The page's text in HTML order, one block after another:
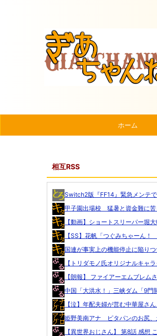
ホーム
相互RSS
Switch2版『FF14』緊急メンテ
甲子園出場校 猛暑と資金難に苦
【動画】ショートスリーパー堀
【SS】花帆「つぐみちゃーん！
国連が事実上の機能停止に陥り
【トリダモノ氏オリジナルキャ
【朗報】 ファイアーエムブレム
中国「大洪水！」三峡ダム「9門
【泣】年配夫婦が営む中華屋さ
姫野美南アナ ピタパンのお尻
【異世界おじさん】 第8話 感想